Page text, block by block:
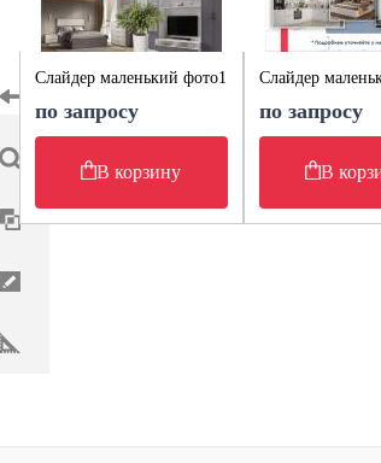
Слайдер маленький фото1
по запросу
В корзину
Слайдер
по запросу
В